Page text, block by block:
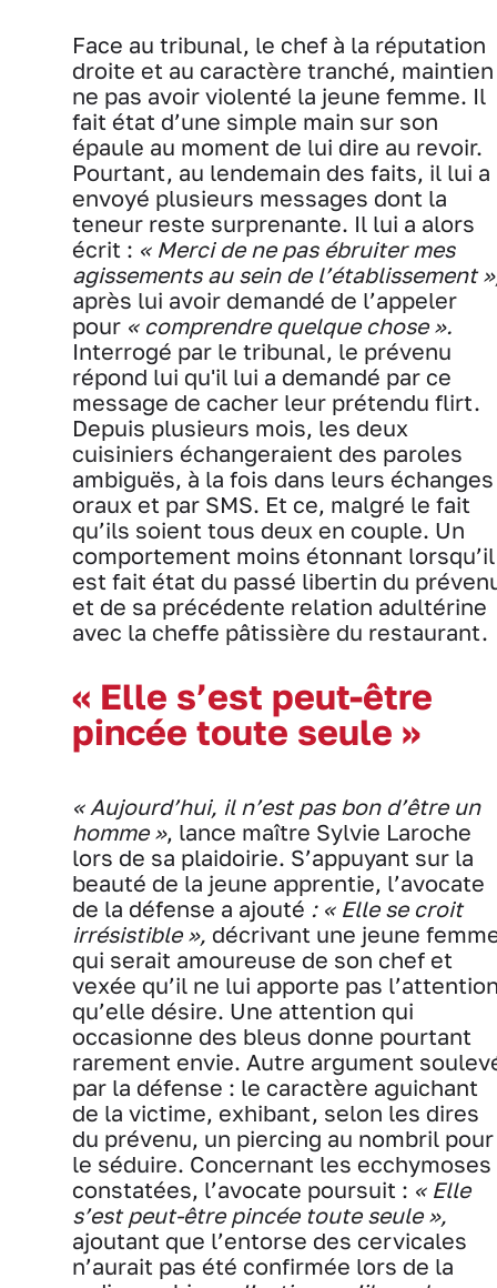
Face au tribunal, le chef à la réputation
droite et au caractère tranché, maintien
ne pas avoir violenté la jeune femme. Il
fait état d’une simple main sur son
épaule au moment de lui dire au revoir.
Pourtant, au lendemain des faits, il lui a
envoyé plusieurs messages dont la
teneur reste surprenante. Il lui a alors
écrit : « Merci de ne pas ébruiter mes
agissements au sein de l’établissement
après lui avoir demandé de l’appeler
pour « comprendre quelque chose ».
Interrogé par le tribunal, le prévenu
répond lui qu'il lui a demandé par ce
message de cacher leur prétendu flirt.
Depuis plusieurs mois, les deux
cuisiniers échangeraient des paroles
ambiguës, à la fois dans leurs échanges
oraux et par SMS. Et ce, malgré le fait
qu’ils soient tous deux en couple. Un
comportement moins étonnant lorsqu’il
est fait état du passé libertin du
et de sa précédente relation adultérine
avec la cheffe pâtissière du restaurant.
« Elle s’est peut-être
pincée toute seule »
« Aujourd’hui, il n’est pas bon d’être un
homme », lance maître Sylvie Laroche
lors de sa plaidoirie. S’appuyant sur la
beauté de la jeune apprentie, l’avocate
de la défense a ajouté : « Elle se croit
irrésistible », décrivant une jeune
qui serait amoureuse de son chef et
vexée qu’il ne lui apporte pas
qu’elle désire. Une attention qui
occasionne des bleus donne pourtant
rarement envie. Autre argument
par la défense : le caractère aguichant
de la victime, exhibant, selon les dires
du prévenu, un piercing au nombril pour
le séduire. Concernant les ecchymoses
constatées, l’avocate poursuit : « Elle
s’est peut-être pincée toute seule »,
ajoutant que l’entorse des cervicales
n’aurait pas été confirmée lors de la